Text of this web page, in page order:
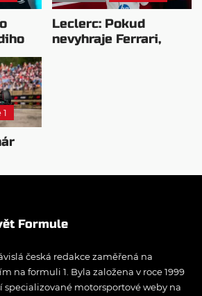
Leclerc: Pokud
nevyhraje Ferrari,
Formule
česká redakce zaměřená na
na formuli 1. Byla založena v roce 1999
specializované motorsportové weby na